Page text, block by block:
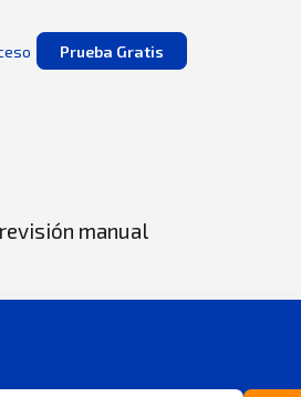
Prueba Gratis
manual